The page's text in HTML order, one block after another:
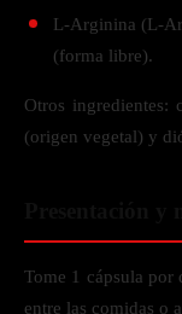
L-Arginina (L-
(forma libre).
Otros ingredientes:
(origen vegetal) y
Tome 1 cápsula por
entre las comidas o